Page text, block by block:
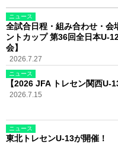
ニュース
全試合日程・組み合わせ・会
ントカップ 第36回全日本U-
会】
2026.7.27
ニュース
【2026 JFA トレセン関西U-
2026.7.15
ニュース
東北トレセンU-13が開催！